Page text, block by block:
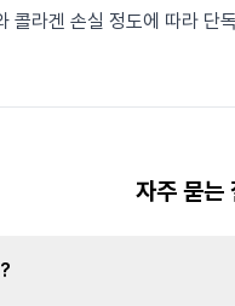
콜라겐 손실 정도에 따라 단
자주 묻는